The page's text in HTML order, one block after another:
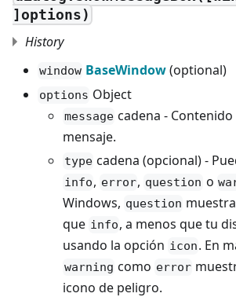
]options)
History
window BaseWindow(optional)
options Object
message cadena - Contenido
mensaje.
type cadena (opcional) -
info, error, question o
Windows, question
que info, a menos que tu
usando la opción icon. En
warning como error
icono de peligro.